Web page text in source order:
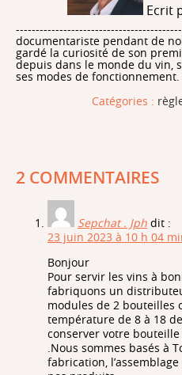
Ecrit
documentariste pendant de
gardé la curiosité de son
depuis dans le monde du vin,
ses modes de fonctionnement.
Catégories :
2 COMMENTAIRES
Sepchat . Jph dit :
23 juin 2023 à 10 h 04
Bonjour
Pour servir les vins à
fabriquons un
modules de 2 bouteilles
température de 8 à 18
conserver votre
.Nous sommes basés à
fabrication,